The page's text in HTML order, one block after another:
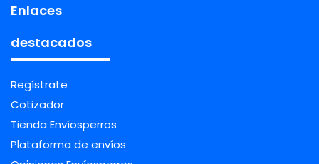
Enlaces
destacados
Regístrate
Cotizador
Tienda Envíosperros
Plataforma de envíos